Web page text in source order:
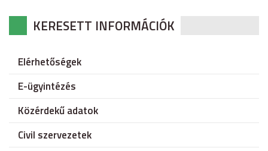
KERESETT INFORMÁCIÓK
Elérhetőségek
E-ügyintézés
Közérdekű adatok
Civil szervezetek